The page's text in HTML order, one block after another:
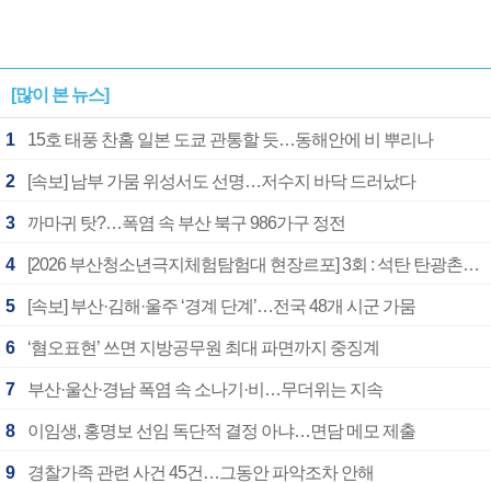
[많이 본 뉴스]
1 15호 태풍 찬홈 일본 도쿄 관통할 듯…동해안에 비 뿌리나
2 [속보] 남부 가뭄 위성서도 선명…저수지 바닥 드러났다
3 까마귀 탓?…폭염 속 부산 북구 986가구 정전
4 [2026 부산청소년극지체험탐험대 현장르포] 3회 : 석탄 탄광촌에서 북극 연구의 중심지로
5 [속보] 부산·김해·울주 ‘경계 단계’…전국 48개 시군 가뭄
6 ‘혐오표현’ 쓰면 지방공무원 최대 파면까지 중징계
7 부산·울산·경남 폭염 속 소나기·비…무더위는 지속
8 이임생, 홍명보 선임 독단적 결정 아냐…면담 메모 제출
9 경찰가족 관련 사건 45건…그동안 파악조차 안해